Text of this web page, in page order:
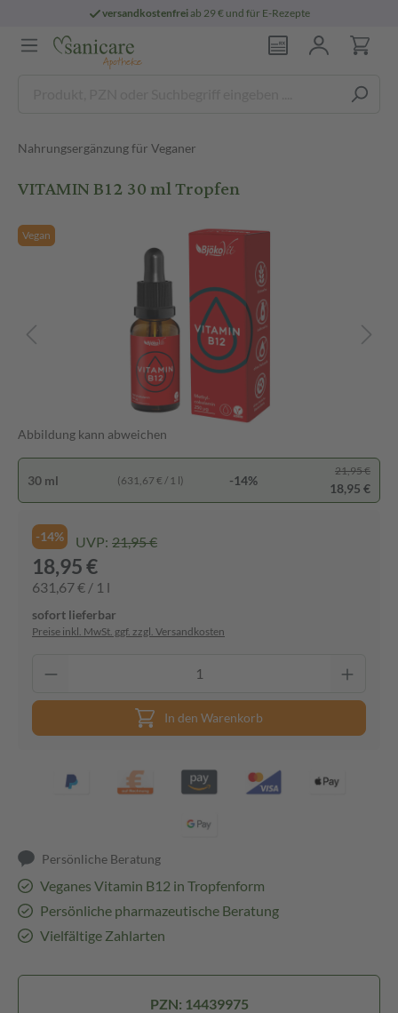
versandkostenfreiab 29 € und für E-Rezepte
Nahrungsergänzung für Veganer
VITAMIN B12 30 ml Tropfen
Vegan
Abbildung kann abweichen
30 ml (631,67 € / 1 l) -14%
21,95 €
18,95 €
-14% UVP: 21,95 €
18,95 €
631,67 € / 1 l
sofort lieferbar
Preise inkl. MwSt. ggf. zzgl. Versandkosten
In den Warenkorb
Persönliche Beratung
Veganes Vitamin B12 in Tropfenform
Persönliche pharmazeutische Beratung
Vielfältige Zahlarten
PZN: 14439975